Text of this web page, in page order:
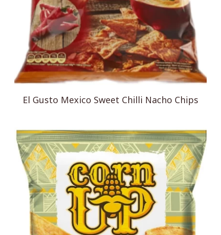
El Gusto Mexico Sweet Chilli Nacho Chips